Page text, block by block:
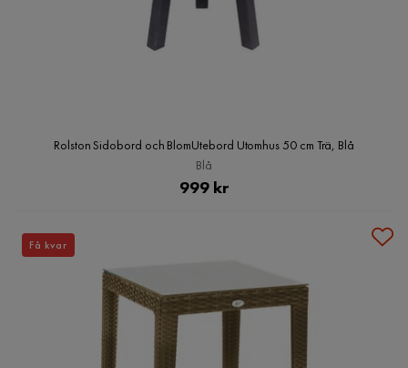
Rolston Sidobord och BlomUtebord Utomhus 50 cm Trä, Blå
Blå
Pris
999 kr
Få kvar